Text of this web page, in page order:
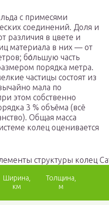
с примесями
соединений. Доля и
различия в цвете и
материала в них — от
бо́льшую часть
порядка метра.
частицы состоят из
мала по
этом собственно
3 % объёма (всё
Общая масса
колец оценивается
структуры колец
Ширина,
км
Толщина,
м